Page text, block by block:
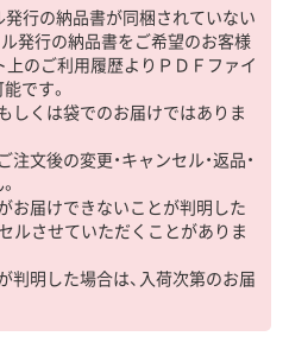
発行の納品書が同梱されていない
発行の納品書をご希望のお客様
上のご利用履歴よりＰＤＦファイ
です。
しくは袋でのお届けではありま
文後の変更・キャンセル・返品・
お届けできないことが判明した
ルさせていただくことがありま
判明した場合は、入荷次第のお届